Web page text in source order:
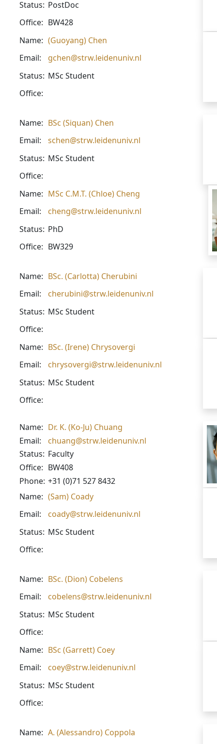
Status: PostDoc
Office: BW428
Name: (Guoyang) Chen
Email:
gchen@strw.leidenuniv.nl
Status: MSc Student
Office:
Name: BSc (Siquan) Chen
Email:
schen@strw.leidenuniv.nl
Status: MSc Student
Office:
Name: MSc C.M.T. (Chloe) Cheng
Email:
cheng@strw.leidenuniv.nl
Status: PhD
Office: BW329
Name: BSc. (Carlotta) Cherubini
Email:
cherubini@strw.leidenuniv.nl
Status: MSc Student
Office:
Name: BSc. (Irene) Chrysovergi
Email:
chrysovergi@strw.leidenuniv.nl
Status: MSc Student
Office:
Name: Dr. K. (Ko-Ju) Chuang
Email:
chuang@strw.leidenuniv.nl
Status: Faculty
Office: BW408
Phone: +31 (0)71 527 8432
Name: (Sam) Coady
Email:
coady@strw.leidenuniv.nl
Status: MSc Student
Office:
Name: BSc. (Dion) Cobelens
Email:
cobelens@strw.leidenuniv.nl
Status: MSc Student
Office:
Name: BSc (Garrett) Coey
Email:
coey@strw.leidenuniv.nl
Status: MSc Student
Office:
Name: A. (Alessandro) Coppola